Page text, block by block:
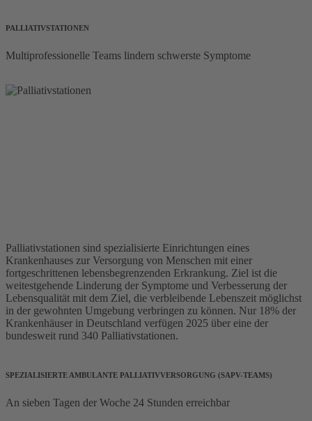
PALLIATIVSTATIONEN
Multiprofessionelle Teams lindern schwerste Symptome
Palliativstationen sind spezialisierte Einrichtungen eines
Krankenhauses zur Versorgung von Menschen mit einer
fortgeschrittenen lebensbegrenzenden Erkrankung. Ziel ist die
weitestgehende Linderung der Symptome und Verbesserung der
Lebensqualität mit dem Ziel, die verbleibende Lebenszeit möglichst
in der gewohnten Umgebung verbringen zu können. Nur 18% der
Krankenhäuser in Deutschland verfügen 2025 über eine der
bundesweit rund 340 Palliativstationen.
SPEZIALISIERTE AMBULANTE PALLIATIVVERSORGUNG (SAPV-TEAMS)
An sieben Tagen der Woche 24 Stunden erreichbar